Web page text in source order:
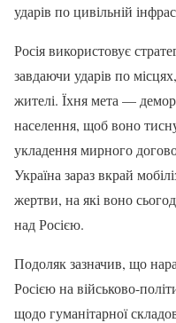
ударів по цивільній
Росія використовує
завдаючи ударів по
жителі. Їхня мета —
населення, щоб воно
укладення мирного
Україна зараз вкрай
жертви, на які воно
над Росією.
Подоляк зазначив, що
Росією на військово-
щодо гуманітарної